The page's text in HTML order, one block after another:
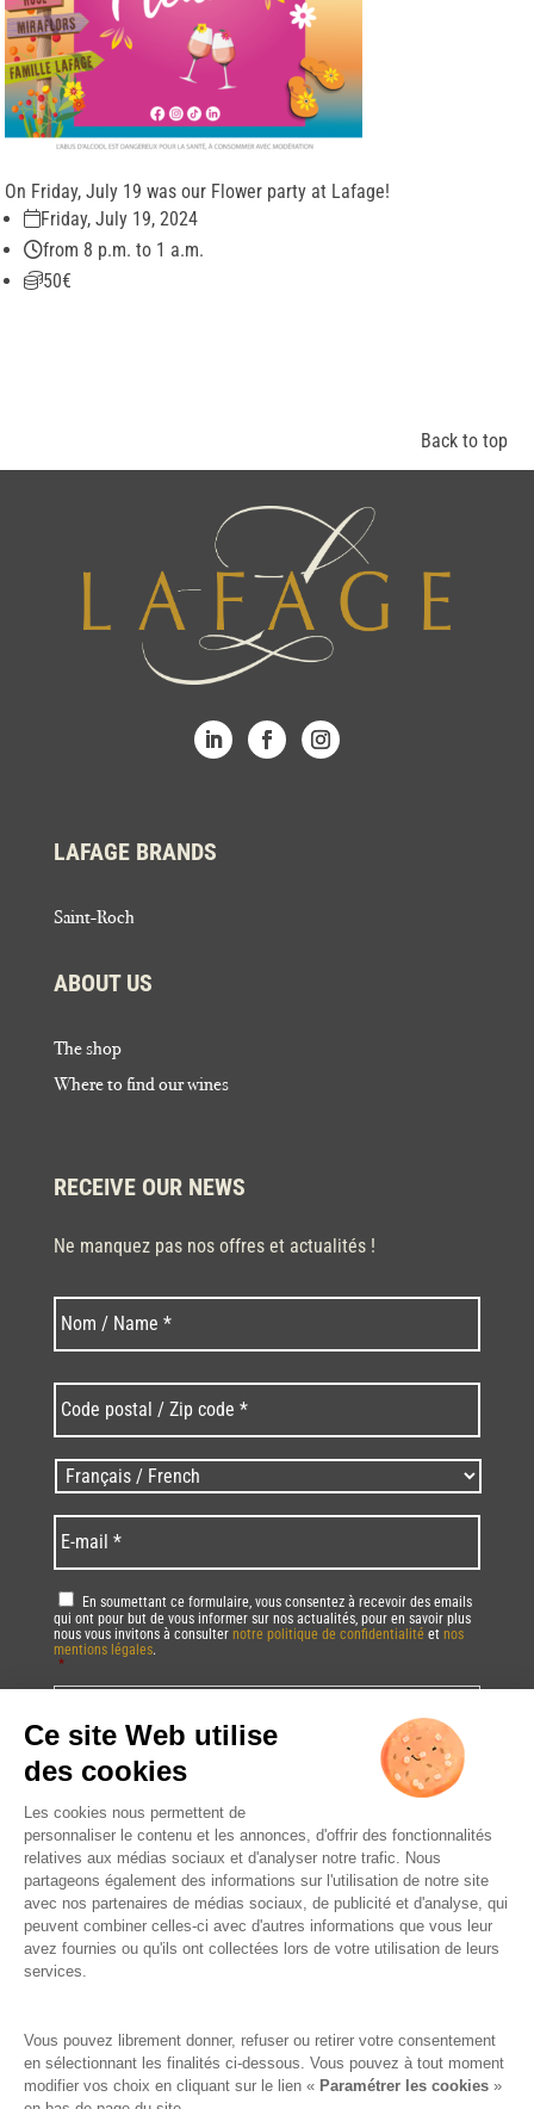
On Friday, July 19 was our Flower party at Lafage!
Friday, July 19, 2024
from 8 p.m. to 1 a.m.
50€
Back to top
LAFAGE BRANDS
Saint-Roch
ABOUT US
The shop
Where to find our wines
RECEIVE OUR NEWS
Ne manquez pas nos offres et actualités !
Nom * Last
postal
/
Zip
code
* *
Langues
/
Language *
mail *
RGPD *
En soumettant ce formulaire, vous consentez à recevoir des emails
qui ont pour but de vous informer sur nos actualités, pour en savoir plus
nous vous invitons à consulter notre politique de confidentialité et nos
mentions légales.
*
CAPTCHA
DRINK RESPONSIBLY